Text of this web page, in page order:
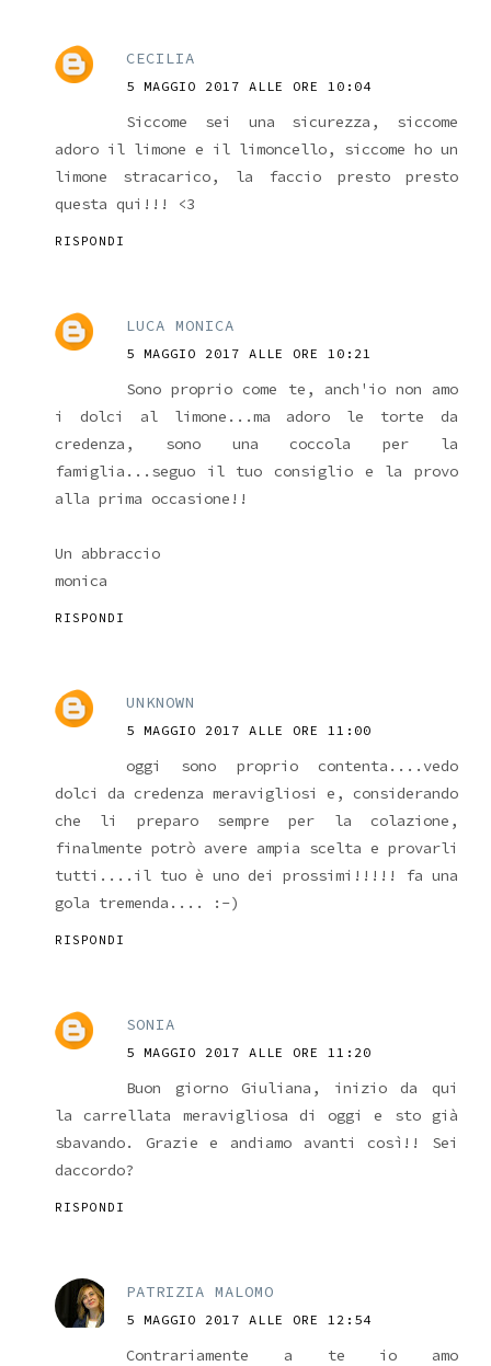
CECILIA
5 MAGGIO 2017 ALLE ORE 10:04
Siccome sei una sicurezza, siccome
adoro il limone e il limoncello, siccome ho un
limone stracarico, la faccio presto presto
questa qui!!! <3
RISPONDI
LUCA MONICA
5 MAGGIO 2017 ALLE ORE 10:21
Sono proprio come te, anch'io non amo
i dolci al limone...ma adoro le torte da
credenza, sono una coccola per la
famiglia...seguo il tuo consiglio e la provo
alla prima occasione!!
Un abbraccio
monica
RISPONDI
UNKNOWN
5 MAGGIO 2017 ALLE ORE 11:00
oggi sono proprio contenta....vedo
dolci da credenza meravigliosi e, considerando
che li preparo sempre per la colazione,
finalmente potrò avere ampia scelta e provarli
tutti....il tuo è uno dei prossimi!!!!! fa una
gola tremenda.... :-)
RISPONDI
SONIA
5 MAGGIO 2017 ALLE ORE 11:20
Buon giorno Giuliana, inizio da qui
la carrellata meravigliosa di oggi e sto già
sbavando. Grazie e andiamo avanti così!! Sei
daccordo?
RISPONDI
PATRIZIA MALOMO
5 MAGGIO 2017 ALLE ORE 12:54
Contrariamente a te io amo